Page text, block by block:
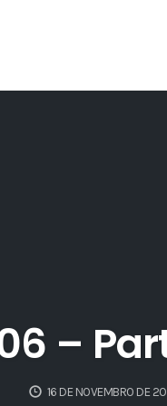
–
16 DE NOVEMBRO DE